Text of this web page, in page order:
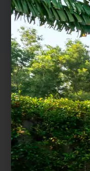
Envoyer le
Façonné dans les
Notre atelier de
situé dans les Vosges, à
Amé.